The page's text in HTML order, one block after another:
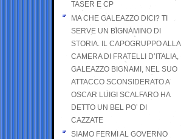
TASER E CP
MA CHE GALEAZZO DICI? TI
SERVE UN BIGNAMINO DI
STORIA. IL CAPOGRUPPO ALLA
CAMERA DI FRATELLI D’ITALIA,
GALEAZZO BIGNAMI, NEL SUO
ATTACCO SCONSIDERATO A
OSCAR LUIGI SCALFARO HA
DETTO UN BEL PO’ DI
CAZZATE
SIAMO FERMI AL GOVERNO